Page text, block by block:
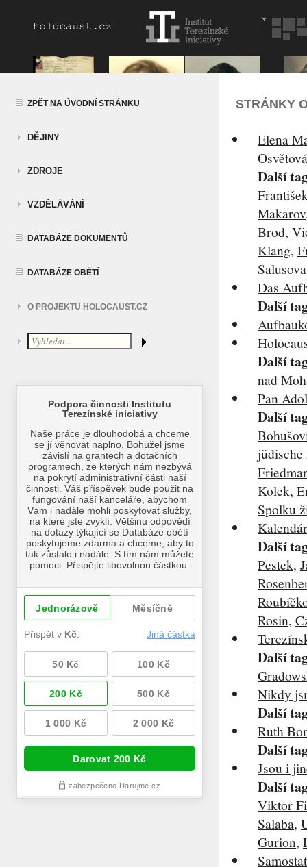
ZPĚT NA ÚVODNÍ STRÁNKU
DĚJINY
ZDROJE
VZDĚLÁVÁNÍ
DATABÁZE DOKUMENTŮ
DATABÁZE OBĚTÍ
O PROJEKTU HOLOCAUST.CZ
STRÁNKY
Elena
Další
Makarov
Brod,
Klang,
Das
Další
Další
nad
Pan
Další
jüdische
Kolek,
Spolku
Další
Pestek,
Rosin,
Další
Nikdy
Další
Ruth
Další
Jsou i
Další
Viktor
Salaba,
Gurion,